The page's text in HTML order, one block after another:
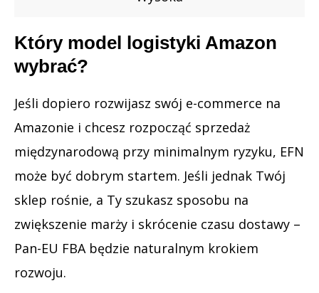
Który model logistyki Amazon
wybrać?
Jeśli dopiero rozwijasz swój e-commerce na
Amazonie i chcesz rozpocząć sprzedaż
międzynarodową przy minimalnym ryzyku, EFN
może być dobrym startem. Jeśli jednak Twój
sklep rośnie, a Ty szukasz sposobu na
zwiększenie marży i skrócenie czasu dostawy –
Pan-EU FBA będzie naturalnym krokiem
rozwoju.